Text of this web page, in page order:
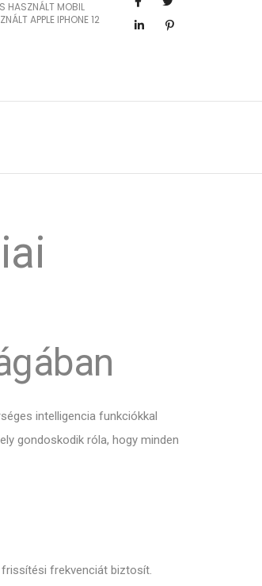
HASZNÁLT MOBIL
APPLE IPHONE 12
intelligencia funkciókkal
gondoskodik róla, hogy minden
frissítési frekvenciát biztosít.